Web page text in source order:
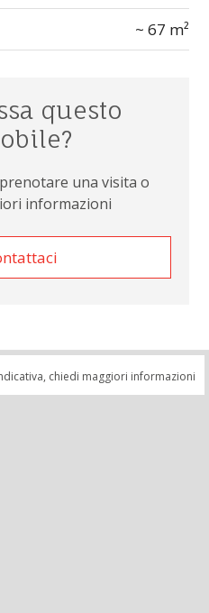
~ 67 m²
questo
una visita o
informazioni
chiedi maggiori informazioni